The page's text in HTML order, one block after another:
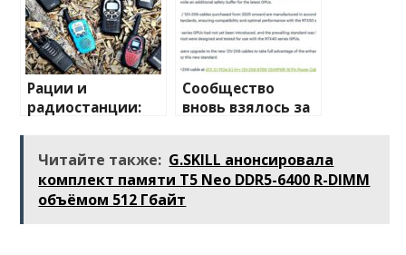
Рации и
радиостанции:
миру
беспроводной
связи
Сообщество
вновь взялось за
разъема 12V-2×6
Читайте также: G.SKILL анонсировала
комплект памяти T5 Neo DDR5-6400 R-DIMM
объёмом 512 Гбайт